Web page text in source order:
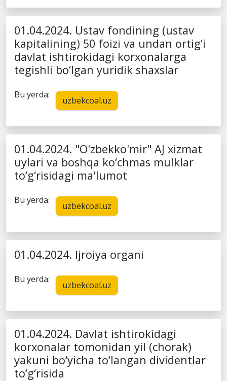
01.04.2024. Ustav fondining (ustav
kapitalining) 50 foizi va undan ortig‘i
davlat ishtirokidagi korxonalarga
tegishli bo‘lgan yuridik shaxslar
Bu yerda:
uzbekcoal.uz
01.04.2024. "O'zbekko'mir" AJ xizmat
uylari va boshqa ko‘chmas mulklar
to‘g‘risidagi ma'lumot
Bu yerda:
uzbekcoal.uz
01.04.2024. Ijroiya organi
Bu yerda:
uzbekcoal.uz
01.04.2024. Davlat ishtirokidagi
korxonalar tomonidan yil (chorak)
yakuni bo‘yicha to‘langan dividentlar
to‘g‘risida